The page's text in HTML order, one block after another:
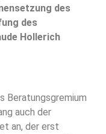
des
des
Hollerich
Beratungsgremium
auch der
an, der erst